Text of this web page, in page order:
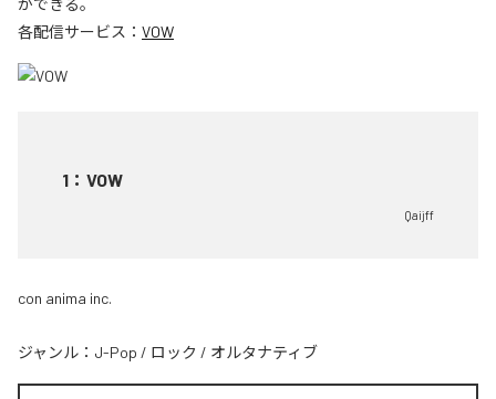
各配信サービス： VOW
1 ： VOW
Qaijff
con anima inc.
ジャンル： J-Pop / ロック / オルタナティブ